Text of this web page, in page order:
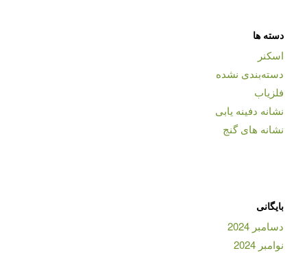
دسته ها
اسکنر
دسته‌بندی نشده
فلزیاب
نشانه دفینه یابی
نشانه های گنج
بایگانی
دسامبر 2024
نوامبر 2024